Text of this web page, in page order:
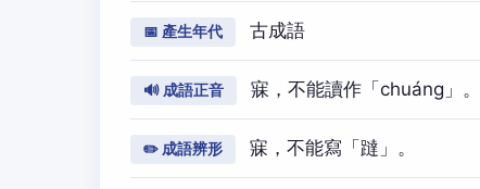
📅 產生年代 古成語
🔊 成語正音 寐，不能讀作「chuánɡ」。
✏️ 成語辨形 寐，不能寫「躂」。